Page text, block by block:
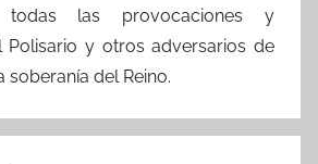
las provocaciones y
Polisario y otros adversarios de
soberanía del Reino.